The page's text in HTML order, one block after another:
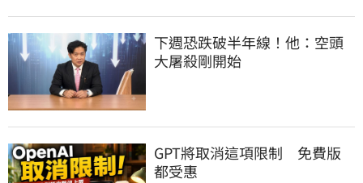
下週恐跌破半年線！他：空頭
大屠殺剛開始
GPT將取消這項限制　免費版
都受惠